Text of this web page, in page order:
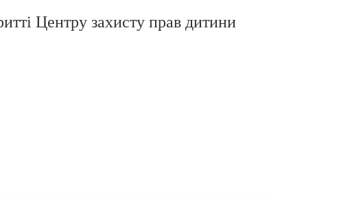
Центру захисту прав дитини